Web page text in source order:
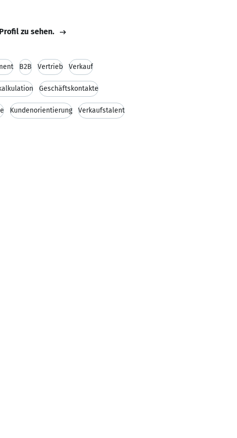
zu sehen.
B2B Vertrieb Verkauf
Geschäftskontakte
Kundenorientierung Verkaufstalent